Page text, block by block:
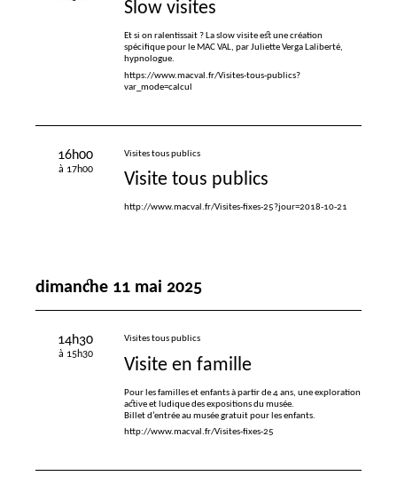
Slow visites
Et si on ralentissait? La slow visite est une création
spécifique pour le MACVAL, par Juliette Verga Laliberté,
hypnologue.
https://www.macval.fr/Visites-tous-publics?
var_mode=calcul
16h00
à 17h00
Visites tous publics
Visite tous publics
http://www.macval.fr/Visites-fixes-25?jour=2018-10-21
dimanche 11 mai 2025
14h30
à 15h30
Visites tous publics
Visite en famille
Pour les familles et enfants à partir de 4 ans, une exploration
active et ludique des expositions du musée.
Billet d’entrée au musée gratuit pour les enfants.
http://www.macval.fr/Visites-fixes-25